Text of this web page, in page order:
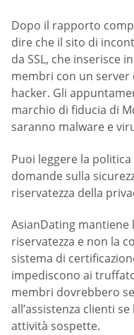
Dopo il rapporto
dire che il sito di
da SSL, che inserisce
membri con un
hacker. Gli
marchio di fiducia di
saranno malware e
Puoi leggere la
domande sulla
riservatezza della
AsianDating
riservatezza e non la
sistema di
impediscono ai
membri dovrebbero
all’assistenza clienti
attività sospette.